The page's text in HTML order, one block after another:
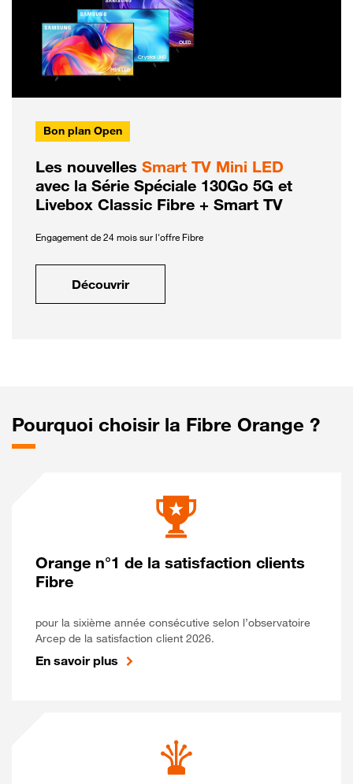
Bon plan Open
Les nouvelles Smart TV Mini LED
avec la Série Spéciale 130Go 5G et
Livebox Classic Fibre + Smart TV
Engagement de 24 mois sur l'offre Fibre
Découvrir
Pourquoi choisir la Fibre Orange ?
Orange n°1 de la satisfaction clients
Fibre
pour la sixième année consécutive selon l’observatoire
Arcep de la satisfaction client 2026.
En savoir plus